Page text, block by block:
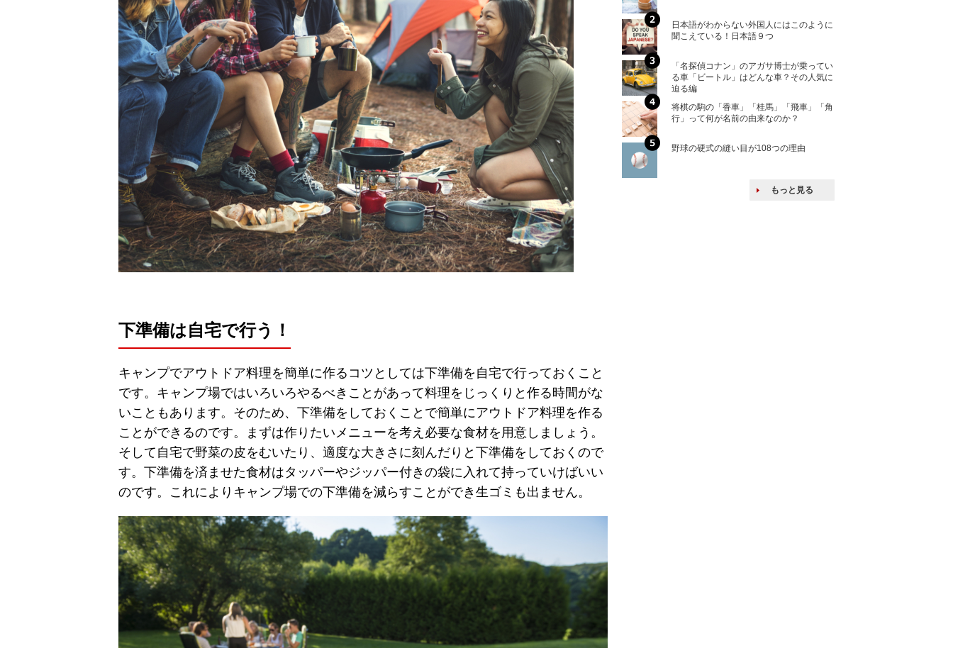
下準備は自宅で行う！
キャンプでアウトドア料理を簡単に作るコツとしては下準備を自宅で行っておくこと
です。キャンプ場ではいろいろやるべきことがあって料理をじっくりと作る時間がな
いこともあります。そのため、下準備をしておくことで簡単にアウトドア料理を作る
ことができるのです。まずは作りたいメニューを考え必要な食材を用意しましょう。
そして自宅で野菜の皮をむいたり、適度な大きさに刻んだりと下準備をしておくので
す。下準備を済ませた食材はタッパーやジッパー付きの袋に入れて持っていけばいい
のです。これによりキャンプ場での下準備を減らすことができ生ゴミも出ません。
日本語がわからない外国人にはこのように
聞こえている！日本語９つ
「名探偵コナン」のアガサ博士が乗ってい
る車「ビートル」はどんな車？その人気に
迫る編
将棋の駒の「香車」「桂馬」「飛車」「角
行」って何が名前の由来なのか？
野球の硬式の縫い目が108つの理由
もっと見る